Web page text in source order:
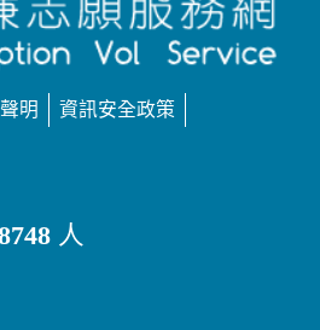
明
資訊安全政策
人